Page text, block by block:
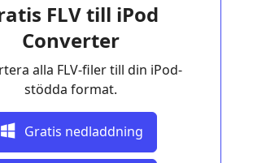
FLV till iPod
Converter
alla FLV-filer till din iPod-
stödda format.
Gratis nedladdning